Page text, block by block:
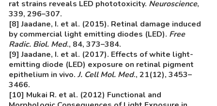
rat strains reveals LED phototoxicity. Neuroscience,
339, 296–307.
[8] Jaadane, I. et al. (2015). Retinal damage induced
by commercial light emitting diodes (LED). Free
Radic. Biol. Med., 84, 373–384.
[9] Jaadane, I. et al. (2017). Effects of white light-
emitting diode (LED) exposure on retinal pigment
epithelium in vivo. J. Cell Mol. Med., 21(12), 3453–
3466.
[10] Mukai R. et al. (2012) Functional and